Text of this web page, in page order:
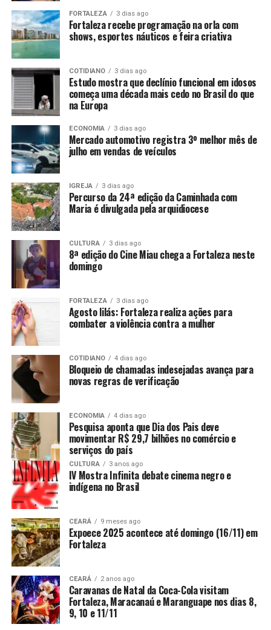
FORTALEZA 3 dias ago
Fortaleza recebe programação na orla com
shows, esportes náuticos e feira criativa
COTIDIANO 3 dias ago
Estudo mostra que declínio funcional em idosos
começa uma década mais cedo no Brasil do que
na Europa
ECONOMIA 3 dias ago
Mercado automotivo registra 3º melhor mês de
julho em vendas de veículos
IGREJA 3 dias ago
Percurso da 24ª edição da Caminhada com
Maria é divulgada pela arquidiocese
CULTURA 3 dias ago
8ª edição do Cine Miau chega a Fortaleza neste
domingo
FORTALEZA 3 dias ago
Agosto lilás: Fortaleza realiza ações para
combater a violência contra a mulher
COTIDIANO 4 dias ago
Bloqueio de chamadas indesejadas avança para
novas regras de verificação
ECONOMIA 4 dias ago
Pesquisa aponta que Dia dos Pais deve
movimentar R$ 29,7 bilhões no comércio e
serviços do país
CULTURA 3 anos ago
IV Mostra Infinita debate cinema negro e
indígena no Brasil
CEARÁ 9 meses ago
Expoece 2025 acontece até domingo (16/11) em
Fortaleza
CEARÁ 2 anos ago
Caravanas de Natal da Coca-Cola visitam
Fortaleza, Maracanaú e Maranguape nos dias 8,
9, 10 e 11/11